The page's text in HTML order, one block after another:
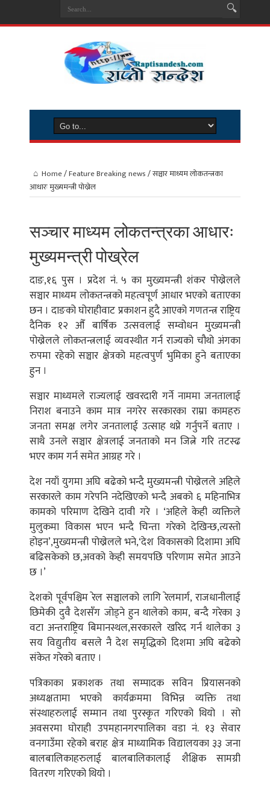
Home/Feature Breaking news/सञ्चार माध्यम लोकतन्त्रका
आधारः मुख्यमन्त्री पोख्रेल
सञ्चार माध्यम लोकतन्त्रका आधारः
मुख्यमन्त्री पोख्रेल
दाङ,१६ पुस । प्रदेश नं. ५ का मुख्यमन्त्री शंकर पोख्रेलले
सञ्चार माध्यम लोकतन्त्रको महत्वपूर्ण आधार भएको बताएका
छन । दाङको घोराहीवाट प्रकाशन हुदै आएको गणतन्त्र राष्ट्रिय
दैनिक १२ औँ बार्षिक उत्सवलाई सम्वोधन मुख्यमन्त्री
पोख्रेलले लोकतन्त्रलाई व्यवस्थीत गर्न राज्यको चौथो अंगका
रुपमा रहेको सञ्चार क्षेत्रको महत्वपुर्ण भुमिका हुने बताएका
हुन ।
सञ्चार माध्यमले राज्यलाई खवरदारी गर्ने नाममा जनतालाई
निराश बनाउने काम मात्र नगरेर सरकारका राम्रा कामहरु
जनता समक्ष लगेर जनतालाई उत्साह थप्ने गर्नुपर्ने बताए ।
साथै उनले सञ्चार क्षेत्रलाई जनताको मन जित्ने गरि तटस्ढ
भएर काम गर्न समेत आग्रह गरे ।
देश नयाँ युगमा अघि बढेको भन्दै मुख्यमन्त्री पोख्रेलले अहिले
सरकारले काम गरेपनि नदेखिएको भन्दै अबको ६ महिनाभित्र
कामको परिमाण देखिने दावी गरे । ‘अहिले केही व्यक्तिले
मुलुकमा विकास भएन भन्दै चिन्ता गरेको देखिन्छ,त्यस्तो
होइन’,मुख्यमन्त्री पोख्रेलले भने,‘देश विकासको दिशामा अघि
बढिसकेको छ,अवको केही समयपछि परिणाम समेत आउने
छ ।’
देशको पूर्वपश्चिम रेल सञ्चालको लागि रेलमार्ग, राजधानीलाई
छिमेकी दुवै देशसँग जोड्ने हुन थालेको काम, बन्दै गरेका ३
वटा अन्तराष्ट्रिय बिमानस्थल,सरकारले खरिद गर्न थालेका ३
सय विद्युतीय बसले नै देश समृद्धिको दिशमा अघि बढेको
संकेत गरेको बताए ।
पत्रिकाका प्रकाशक तथा सम्पादक सविन प्रियासनको
अध्यक्षतामा भएको कार्यक्रममा विभिन्न व्यक्ति तथा
संस्थाहरुलाई सम्मान तथा पुरस्कृत गरिएको थियो । सो
अवसरमा घोराही उपमहानगरपालिका वडा नं. १३ सेवार
वनगाउँमा रहेको बराह क्षेत्र माध्यामिक विद्यालयका ३३ जना
बालबालिकाहरुलाई बालबालिकालाई शैक्षिक सामग्री
वितरण गरिएको थियो ।